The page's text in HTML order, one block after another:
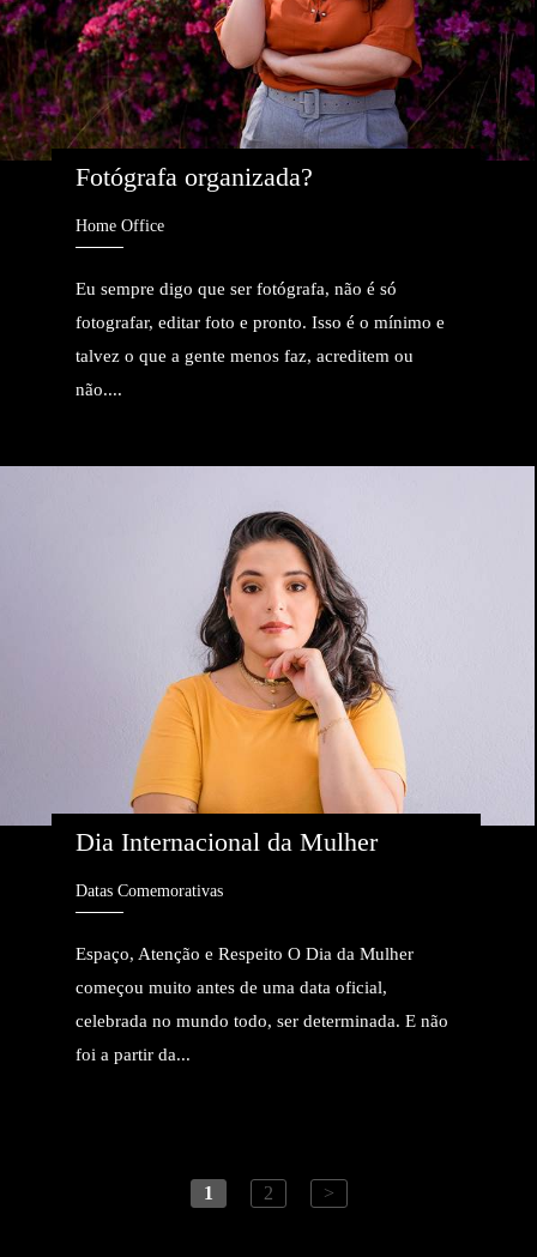
Fotógrafa organizada?
Home Office
Eu sempre digo que ser fotógrafa, não é só
fotografar, editar foto e pronto. Isso é o mínimo e
talvez o que a gente menos faz, acreditem ou
não....
Dia Internacional da Mulher
Datas Comemorativas
Espaço, Atenção e Respeito O Dia da Mulher
começou muito antes de uma data oficial,
celebrada no mundo todo, ser determinada. E não
foi a partir da...
1 2 >